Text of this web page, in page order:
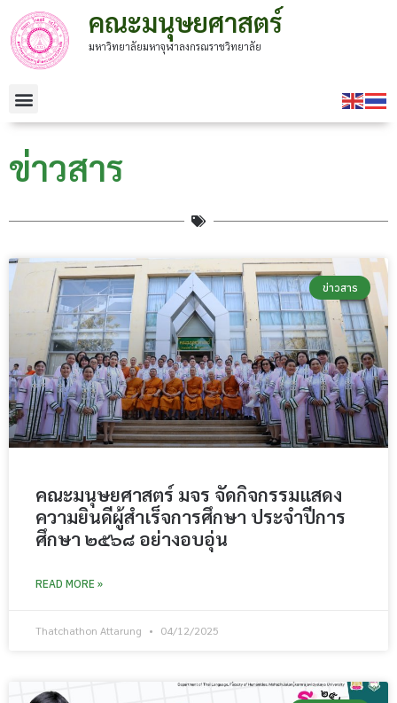
คณะมนุษยศาสตร์
มหาวิทยาลัยมหาจุฬาลงกรณราชวิทยาลัย
ข่าวสาร
ข่าวสาร
คณะมนุษยศาสตร์ มจร จัดกิจกรรมแสดง
ความยินดีผู้สำเร็จการศึกษา ประจำปีการ
ศึกษา ๒๕๖๘ อย่างอบอุ่น
READ MORE »
Thatchathon Attarung 04/12/2025